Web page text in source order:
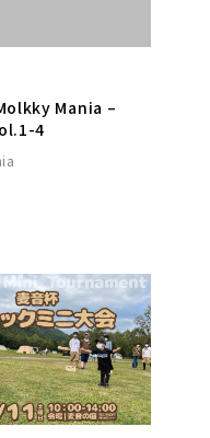
Mania –
4